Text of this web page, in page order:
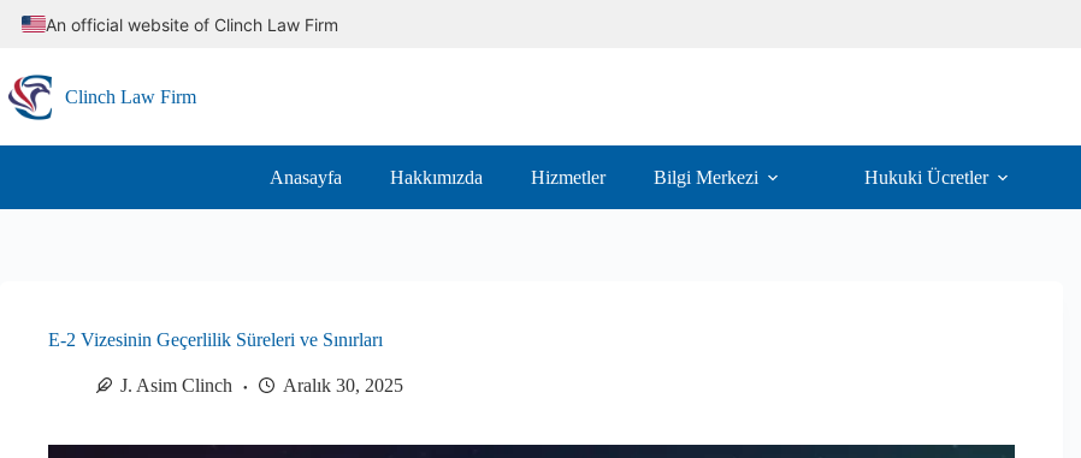
An official website of Clinch Law Firm
Clinch Law Firm
Anasayfa Hakkımızda Hizmetler Bilgi Merkezi Hukuki Ücretler
E-2 Vizesinin Geçerlilik Süreleri ve Sınırları
J. Asim Clinch Aralık 30, 2025